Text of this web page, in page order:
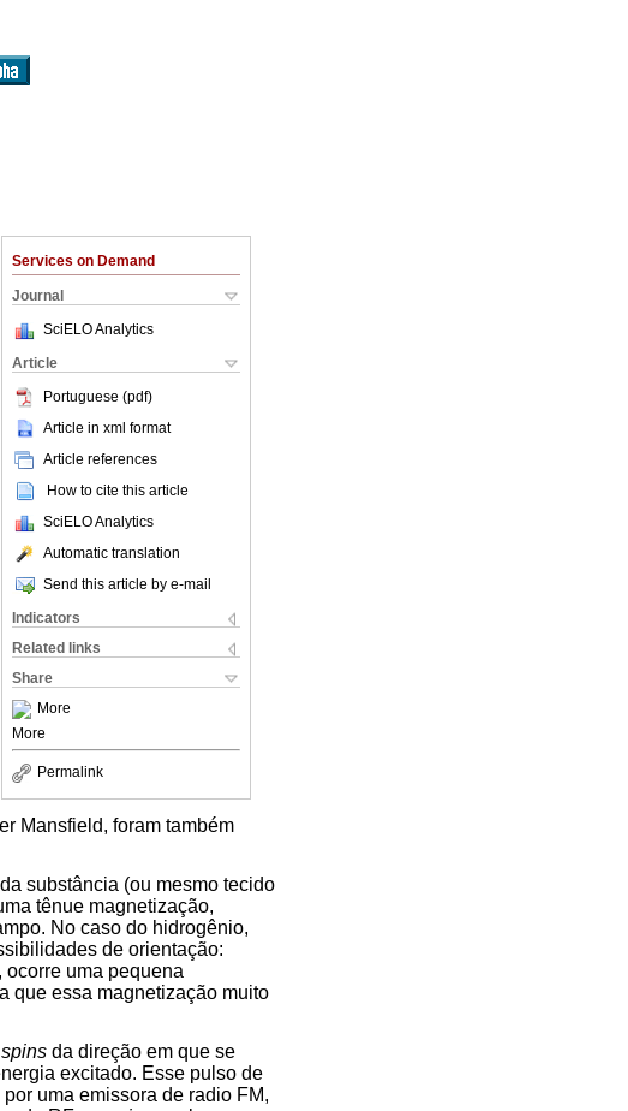
Services on Demand
Journal
SciELO Analytics
Article
Portuguese (pdf)
Article in xml format
Article references
How to cite this article
SciELO Analytics
Automatic translation
Send this article by e-mail
Indicators
Related links
Share
More
More
Permalink
Mansfield, foram também
substância (ou mesmo tecido
tênue magnetização,
No caso do hidrogênio,
de orientação:
uma pequena
que essa magnetização muito
spins da direção em que se
excitado. Esse pulso de
uma emissora de radio FM,